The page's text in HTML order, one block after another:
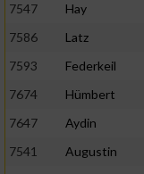
7547
Hay
7586
Latz
7593
Federkeil
7674
Hümbert
7647
Aydin
7541
Augustin